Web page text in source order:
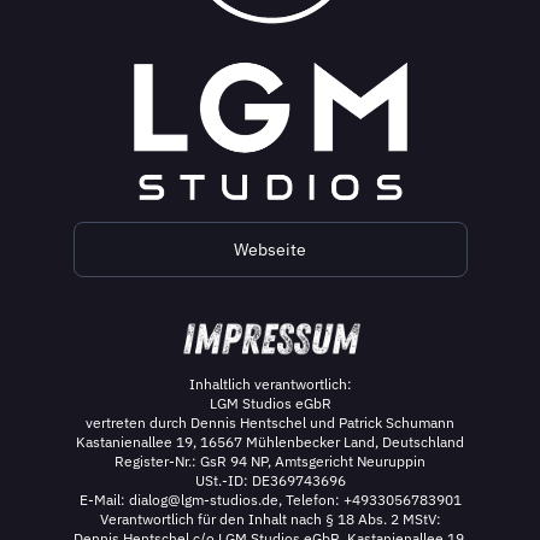
Leidenschaft, von uns für Euch. Alle Infos sind mit
Webseite
Inhaltlich verantwortlich:
LGM Studios eGbR
vertreten durch Dennis Hentschel und Patrick Schumann
Kastanienallee 19, 16567 Mühlenbecker Land, Deutschland
Register-Nr.: GsR 94 NP, Amtsgericht Neuruppin
USt.-ID: DE369743696
E-Mail: dialog@lgm-studios.de, Telefon: +4933056783901
Verantwortlich für den Inhalt nach § 18 Abs. 2 MStV: